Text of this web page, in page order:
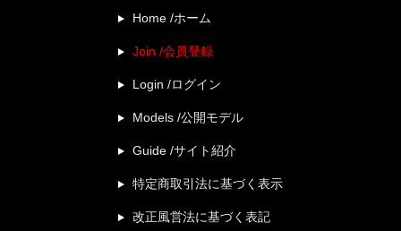
Home /ホーム
Join /会員登録
Login /ログイン
Models /公開モデル
Guide /サイト紹介
特定商取引法に基づく表示
改正風営法に基づく表記